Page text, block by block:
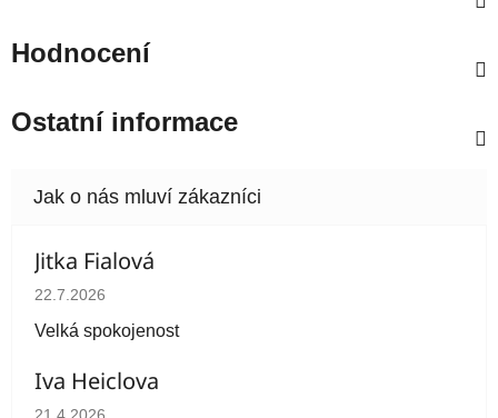
Hodnocení
Ostatní informace
Jitka Fialová
Hodnocení obchodu je 5 z 5 hvězdiček.
22.7.2026
Velká spokojenost
Iva Heiclova
Hodnocení obchodu je 5 z 5 hvězdiček.
21.4.2026